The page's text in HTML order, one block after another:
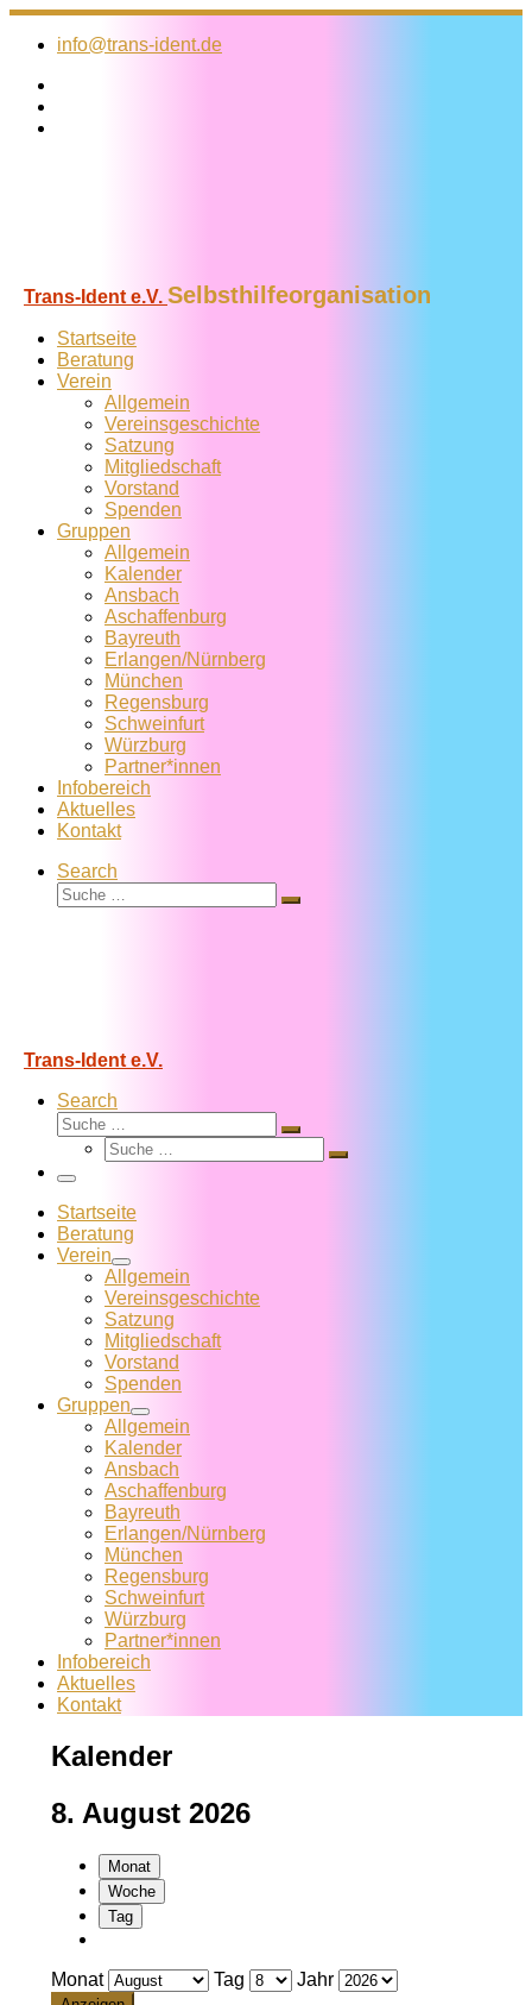
Zum
Inhalt
info@trans-ident.de
Trans-Ident e.V. Selbsthilfeorganisation
Startseite
Beratung
Verein
Allgemein
Vereins­geschichte
Satzung
Mitglied­schaft
Vorstand
Spenden
Gruppen
Allgemein
Kalender
Ansbach
Aschaffenburg
Bayreuth
Erlangen/Nürnberg
München
Regensburg
Schweinfurt
Würzburg
Partner*innen
Infobereich
Aktuelles
Kontakt
Search
Suche
Suche
Trans-Ident e.V.
Search
Suche
Suche
Suche
Suche
Menü
Startseite
Beratung
Verein
Allgemein
Vereins­geschichte
Satzung
Mitglied­schaft
Vorstand
Spenden
Gruppen
Allgemein
Kalender
Ansbach
Aschaffenburg
Bayreuth
Erlangen/Nürnberg
München
Regensburg
Schweinfurt
Würzburg
Partner*innen
Infobereich
Aktuelles
Kontakt
Kalender
8. August 2026
Monat
Woche
Tag
Monat Tag Jahr